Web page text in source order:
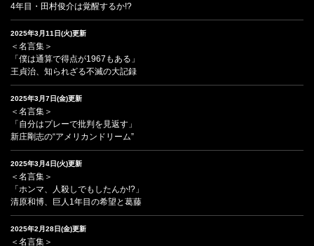
4年目・田村俊介は覚醒するか!?
2025年3月11日(火)更新
＜名言集＞
「僕は通算で得点が1967もある」
王貞治、知られざる不滅の大記録
2025年3月7日(金)更新
＜名言集＞
「自分はプレーで批判を見返す」
新庄剛志の“アメリカンドリーム”
2025年3月4日(火)更新
＜名言集＞
「ホンマ、人殺しでもしたんか!?」
清原和博、巨人1年目の希望と葛藤
2025年2月28日(金)更新
＜名言集＞